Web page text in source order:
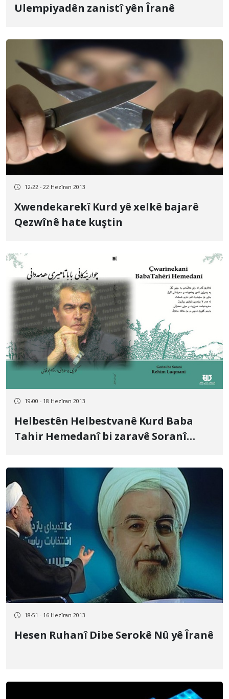
Ulempiyadên zanistî yên Îranê
12:22 - 22 Hezîran 2013
Xwendekarekî Kurd yê xelkê bajarê
Qezwînê hate kuştin
19:00 - 18 Hezîran 2013
Helbestên Helbestvanê Kurd Baba
Tahir Hemedanî bi zaravê Soranî
18:51 - 16 Hezîran 2013
Hesen Ruhanî Dibe Serokê Nû yê Îranê